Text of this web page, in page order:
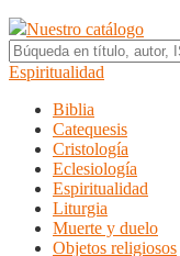
Nuestro catálogo
Espiritualidad
Biblia
Catequesis
Cristología
Eclesiología
Espiritualidad
Liturgia
Muerte y duelo
Objetos religiosos